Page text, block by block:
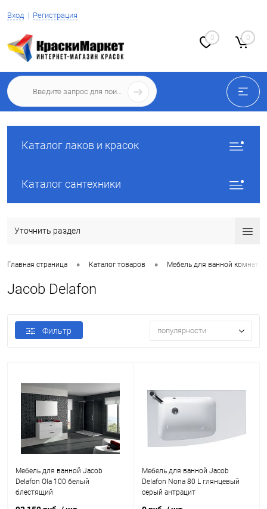
Вход Регистрация
0 0
Каталог лаков и красок
Каталог сантехники
Уточнить раздел
Главная страница • Каталог товаров • Мебель для ванной комнаты
Jacob Delafon
Фильтр популярности
Мебель для ванной Jacob
Delafon Ola 100 белый
блестящий
Мебель для ванной Jacob
Delafon Nona 80 L глянцевый
серый антрацит